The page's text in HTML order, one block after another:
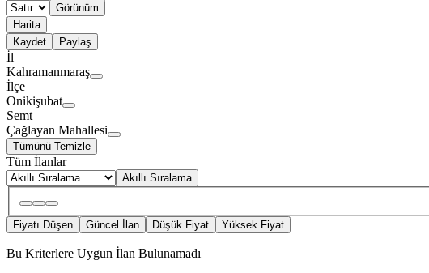
Görünüm
Harita
Kaydet
Paylaş
İl
Kahramanmaraş
İlçe
Onikişubat
Semt
Çağlayan Mahallesi
Tümünü Temizle
Tüm İlanlar
Akıllı Sıralama
Fiyatı Düşen Güncel İlan Düşük Fiyat Yüksek Fiyat
Bu Kriterlere Uygun İlan Bulunamadı